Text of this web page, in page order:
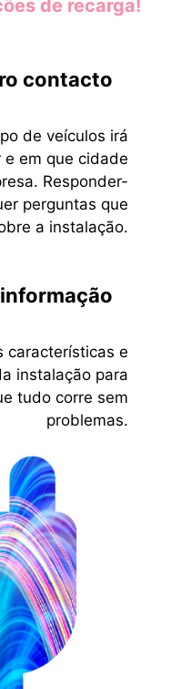
de recarga!
contacto
de veículos irá
em que cidade
Responder-
perguntas que
a instalação.
características e
instalação para
tudo corre sem
problemas.